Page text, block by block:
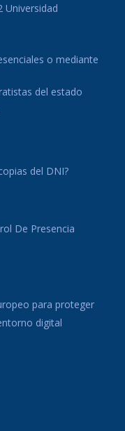
Universidad
o mediante
del estado
del DNI?
De Presencia
para proteger
digital